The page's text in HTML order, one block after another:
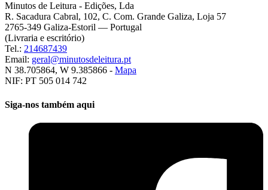
Minutos de Leitura - Edições, Lda
R. Sacadura Cabral, 102, C. Com. Grande Galiza, Loja 57
2765-349 Galiza-Estoril — Portugal
(Livraria e escritório)
Tel.: 214687439
Email: geral@minutosdeleitura.pt
N 38.705864, W 9.385866 - Mapa
NIF: PT 505 014 742
Siga-nos também aqui